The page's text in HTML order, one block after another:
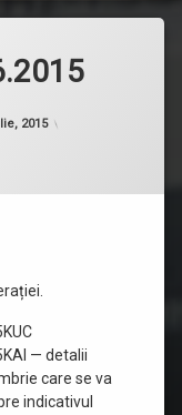
2015
— detalii
care se va
indicativul